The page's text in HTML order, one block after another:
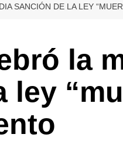
SANCIÓN DE LA LEY
la
ley